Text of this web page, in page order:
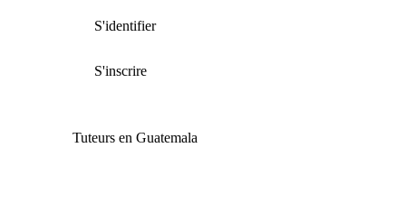
S'identifier
S'inscrire
Tuteurs en Guatemala